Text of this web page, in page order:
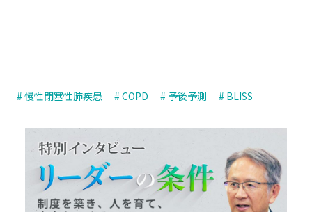
# 慢性閉塞性肺疾患 # COPD # 予後予測 # BLISS